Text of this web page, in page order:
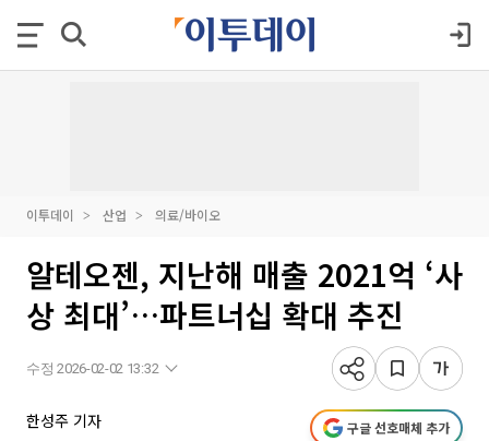
이투데이 산업 의료/바이오
알테오젠, 지난해 매출 2021억 ‘사
상 최대’…파트너십 확대 추진
수정 2026-02-02 13:32
한성주 기자 구글 선호매체 추가